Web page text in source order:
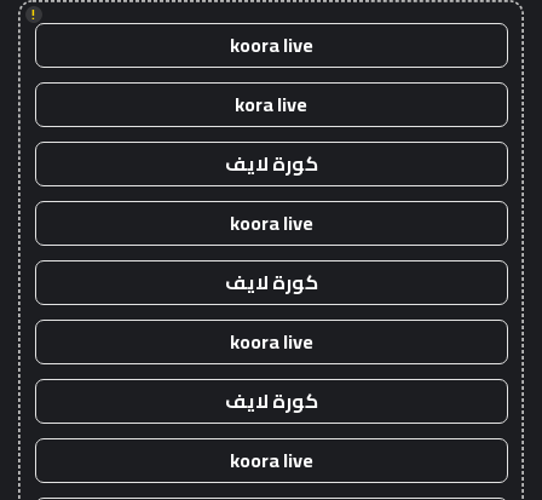
!
koora live
kora live
كورة لايف
koora live
كورة لايف
koora live
كورة لايف
koora live